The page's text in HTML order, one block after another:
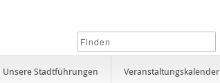
Unsere Stadtführungen Veranstaltungskalender